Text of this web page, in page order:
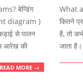
बेन्डिंग
diagram )
से पालन
आरेख की
READ MORE →
06-
01
What
कितने
है, तो
जाता